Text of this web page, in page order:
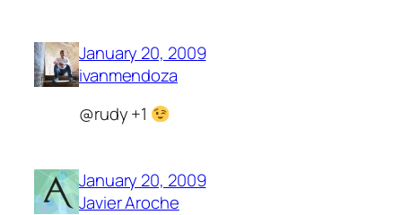
January 20, 2009
ivanmendoza
@rudy +1
January 20, 2009
Javier Aroche